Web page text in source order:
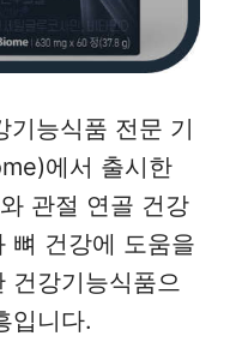
기능식품 전문 기
에서 출시한
관절 연골 건강
뼈 건강에 도움을
건강기능식품으
입니다.